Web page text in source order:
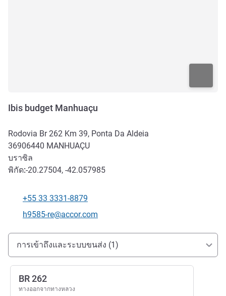
Ibis budget Manhuaçu
Rodovia Br 262 Km 39, Ponta Da Aldeia
36906440 MANHUAÇU
บราซิล
พิกัด:-20.27504, -42.057985
โทรศัพท์
+55 33 3331-8879
อีเมลติดต่อ
h9585-re@accor.com
การเข้าถึงและการเดินทาง
การเข้าถึงและระบบขนส่ง (1)
BR 262
ทางออกจากทางหลวง